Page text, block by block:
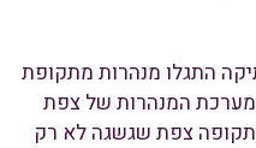
התגלו מנהרות מתקופת
צפת. מערכת המנהרות של צפת
תקופה צפת שגשגה לא רק